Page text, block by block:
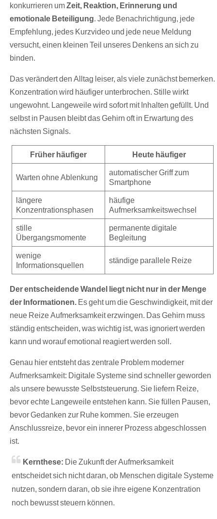
konkurrieren umZeit, Reaktion, Erinnerung und
emotionale Beteiligung. Jede Benachrichtigung, jede
Empfehlung, jedes Kurzvideo und jede neue Meldung
versucht, einen kleinen Teil unseres Denkens an sich zu
binden.
Das verändert den Alltag leiser, als viele zunächst bemerken.
Konzentration wird häufiger unterbrochen. Stille wirkt
ungewohnt. Langeweile wird sofort mit Inhalten gefüllt. Und
selbst in Pausen bleibt das Gehirn oft in Erwartung des
nächsten Signals.
Früher häufiger Heute häufiger
Warten ohne Ablenkung
automatischer Griff zum
Smartphone
längere
Konzentrationsphasen
häufige
Aufmerksamkeitswechsel
stille
Übergangsmomente
permanente digitale
Begleitung
wenige
Informationsquellen
ständige parallele Reize
Der entscheidende Wandel liegt nicht nur in der Menge
der Informationen.Es geht um die Geschwindigkeit, mit der
neue Reize Aufmerksamkeit erzwingen. Das Gehirn muss
ständig entscheiden, was wichtig ist, was ignoriert werden
kann und worauf emotional reagiert werden soll.
Genau hier entsteht das zentrale Problem moderner
Aufmerksamkeit: Digitale Systeme sind schneller geworden
als unsere bewusste Selbststeuerung. Sie liefern Reize,
bevor echte Langeweile entstehen kann. Sie füllen Pausen,
bevor Gedanken zur Ruhe kommen. Sie erzeugen
Anschlussreize, bevor ein innerer Prozess abgeschlossen
ist.
Kernthese: Die Zukunft der Aufmerksamkeit
entscheidet sich nicht daran, ob Menschen digitale Systeme
nutzen, sondern daran, ob sie ihre eigene Konzentration
noch bewusst steuern können.